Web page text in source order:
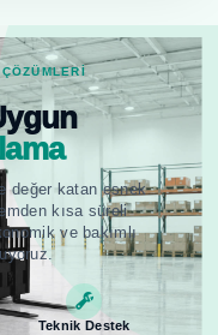
değer katan esnek
kısa süreli
ve bakımlı
Teknik Destek